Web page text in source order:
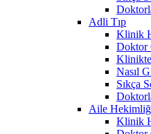
Adli Tıp
Klinik
Doktor
Nasıl
Sıkça
Aile
Klinik